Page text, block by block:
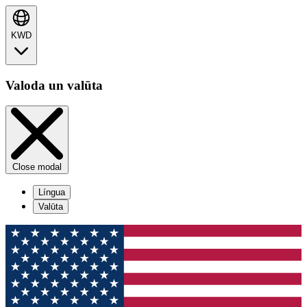
KWD
Valoda un valūta
Close modal
Língua
Valūta